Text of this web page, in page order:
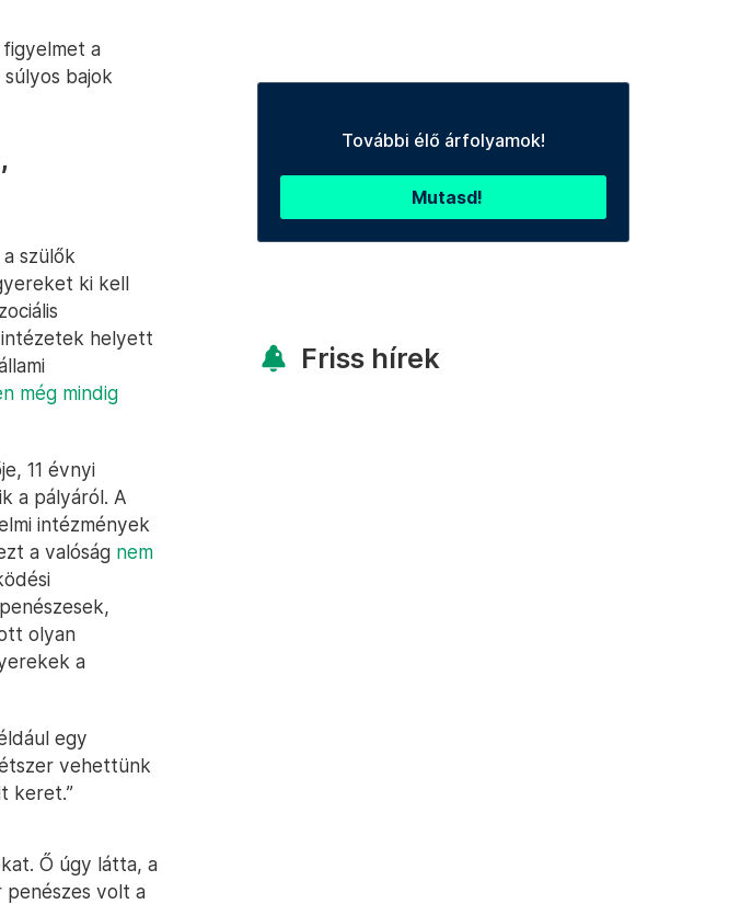
a
bajok
szülők
ki kell
intézetek helyett
még mindig
11 évnyi
a pályáról. A
intézmények
a valóság nem
olyan
a
egy
vehettünk
keret.”
Ő úgy látta, a
volt a
További élő árfolyamok!
Mutasd!
Friss hírek